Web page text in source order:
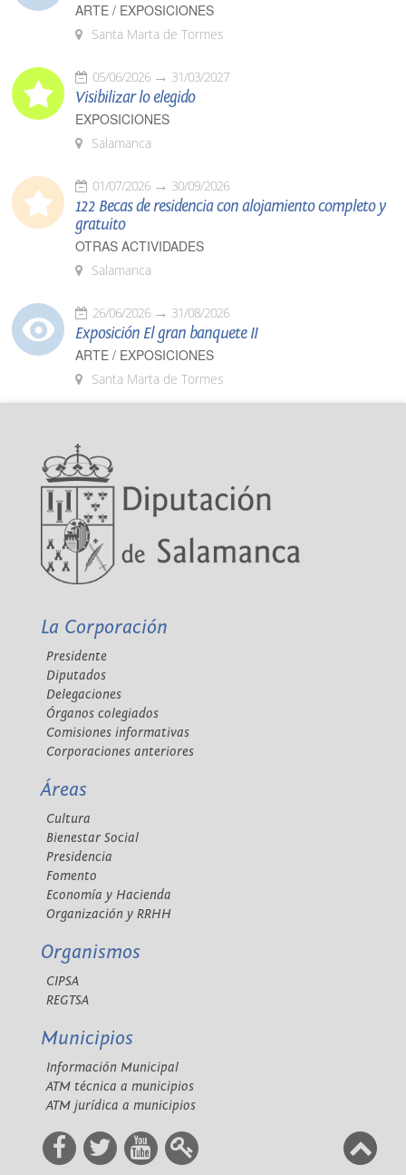
ARTE / EXPOSICIONES
Santa Marta de Tormes
05/06/2026 31/03/2027
Visibilizar lo elegido
EXPOSICIONES
Salamanca
01/07/2026 30/09/2026
122 Becas de residencia con alojamiento completo y
gratuito
OTRAS ACTIVIDADES
Salamanca
26/06/2026 31/08/2026
Exposición El gran banquete II
ARTE / EXPOSICIONES
Santa Marta de Tormes
La Corporación
Presidente
Diputados
Delegaciones
Órganos colegiados
Comisiones informativas
Corporaciones anteriores
Áreas
Cultura
Bienestar Social
Presidencia
Fomento
Economía y Hacienda
Organización y RRHH
Organismos
CIPSA
REGTSA
Municipios
Información Municipal
ATM técnica a municipios
ATM jurídica a municipios